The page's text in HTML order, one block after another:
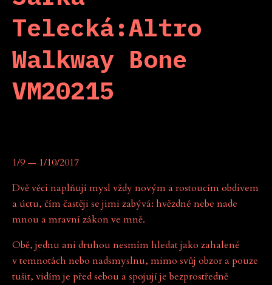
Telecká:Altro
Walkway Bone
VM20215
1/9 — 1/10/2017
Dvě věci naplňují mysl vždy novým a rostoucím obdivem
a úctu, čím častěji se jimi zabývá: hvězdné nebe nade
mnou a mravní zákon ve mně.
Obě, jednu ani druhou nesmím hledat jako zahalené
v temnotách nebo nadsmyslnu, mimo svůj obzor a pouze
tušit, vidím je před sebou a spojují je bezprostředně